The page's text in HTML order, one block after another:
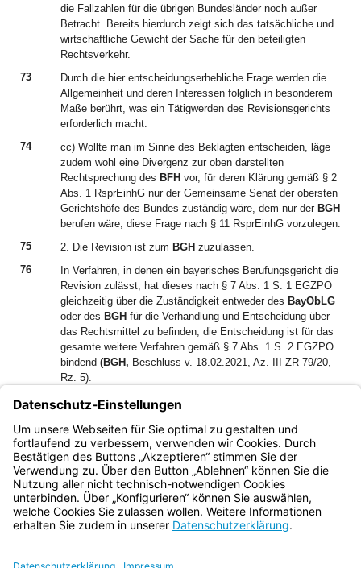
die Fallzahlen für die übrigen Bundesländer noch außer
Betracht. Bereits hierdurch zeigt sich das tatsächliche und
wirtschaftliche Gewicht der Sache für den beteiligten
Rechtsverkehr.
73
Durch die hier entscheidungserhebliche Frage werden die
Allgemeinheit und deren Interessen folglich in besonderem
Maße berührt, was ein Tätigwerden des Revisionsgerichts
erforderlich macht.
74
cc) Wollte man im Sinne des Beklagten entscheiden, läge
zudem wohl eine Divergenz zur oben darstellten
Rechtsprechung des BFH vor, für deren Klärung gemäß § 2
Abs. 1 RsprEinhG nur der Gemeinsame Senat der obersten
Gerichtshöfe des Bundes zuständig wäre, dem nur der BGH
berufen wäre, diese Frage nach § 11 RsprEinhG vorzulegen.
75
2. Die Revision ist zum BGH zuzulassen.
76
In Verfahren, in denen ein bayerisches Berufungsgericht die
Revision zulässt, hat dieses nach § 7 Abs. 1 S. 1 EGZPO
gleichzeitig über die Zuständigkeit entweder des BayObLG
oder des BGH für die Verhandlung und Entscheidung über
das Rechtsmittel zu befinden; die Entscheidung ist für das
gesamte weitere Verfahren gemäß § 7 Abs. 1 S. 2 EGZPO
bindend (BGH, Beschluss v. 18.02.2021, Az. III ZR 79/20,
Rz. 5).
77
Vorliegend ist derBGHund nicht das
Verhandlung und Entscheidung über die Revision des
Klägers zuständig, § 7 Abs. 1 EGZPO i.V.m § 8 Abs. 2
EGGVG und Art. 11 Abs. 1 BayAGGVG.
Bayern.de
BayernPortal